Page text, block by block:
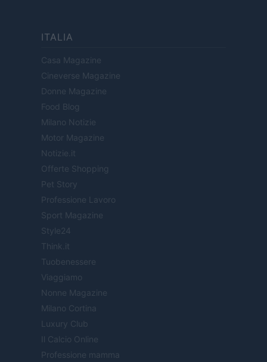
ITALIA
Casa Magazine
Cineverse Magazine
Donne Magazine
Food Blog
Milano Notizie
Motor Magazine
Notizie.it
Offerte Shopping
Pet Story
Professione Lavoro
Sport Magazine
Style24
Think.it
Tuobenessere
Viaggiamo
Nonne Magazine
Milano Cortina
Luxury Club
Il Calcio Online
Professione mamma